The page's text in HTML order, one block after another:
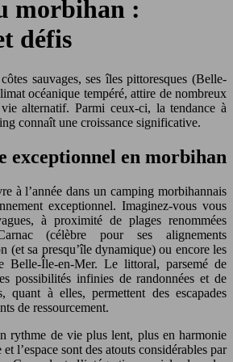
morbihan :
défis
sauvages, ses îles pittoresques (Belle-
océanique tempéré, attire de nombreux
alternatif. Parmi ceux-ci, la tendance à
connaît une croissance significative.
exceptionnel en morbihan
à l’année dans un camping morbihannais
exceptionnel. Imaginez-vous vous
à proximité de plages renommées
(célèbre pour ses alignements
(et sa presqu’île dynamique) ou encore les
Belle-Île-en-Mer. Le littoral, parsemé de
possibilités infinies de randonnées et de
quant à elles, permettent des escapades
de ressourcement.
rythme de vie plus lent, plus en harmonie
l’espace sont des atouts considérables par